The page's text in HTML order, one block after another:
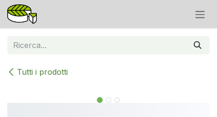
Passa al contenuto
Tutti i prodotti